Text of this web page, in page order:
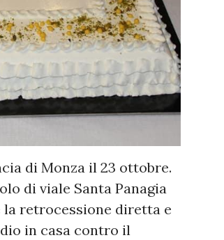
di Monza il 23 ottobre.
di viale Santa Panagia
retrocessione diretta e
in casa contro il